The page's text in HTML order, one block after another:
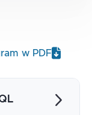
w PDF